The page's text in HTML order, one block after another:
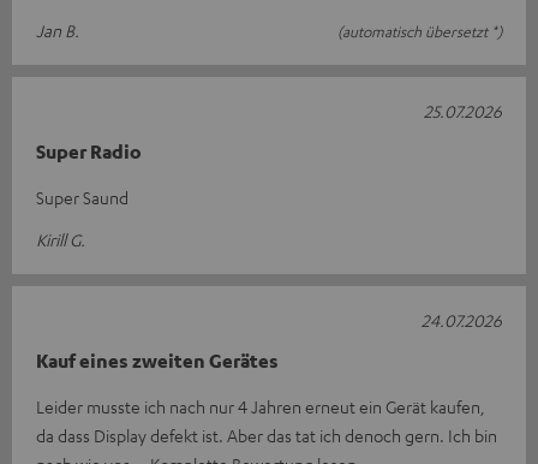
Jan B.
(automatisch übersetzt *)
Super Radio
Super Saund
Kirill G.
25.07.2026
Kauf eines zweiten Gerätes
Leider musste ich nach nur 4 Jahren erneut ein Gerät kaufen,
da dass Display defekt ist. Aber das tat ich denoch gern. Ich bin
24.07.2026